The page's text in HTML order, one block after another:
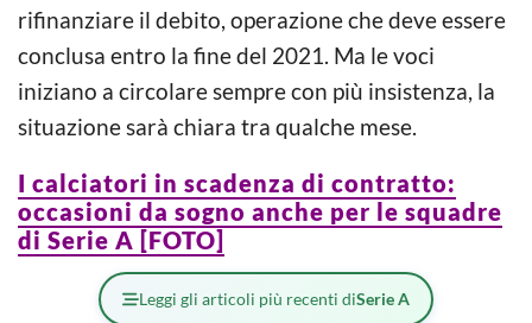
rifinanziare il debito, operazione che deve essere
conclusa entro la fine del 2021. Ma le voci
iniziano a circolare sempre con più insistenza, la
situazione sarà chiara tra qualche mese.
I calciatori in scadenza di contratto:
occasioni da sogno anche per le squadre
di Serie A [FOTO]
Leggi gli articoli più recenti diSerie A